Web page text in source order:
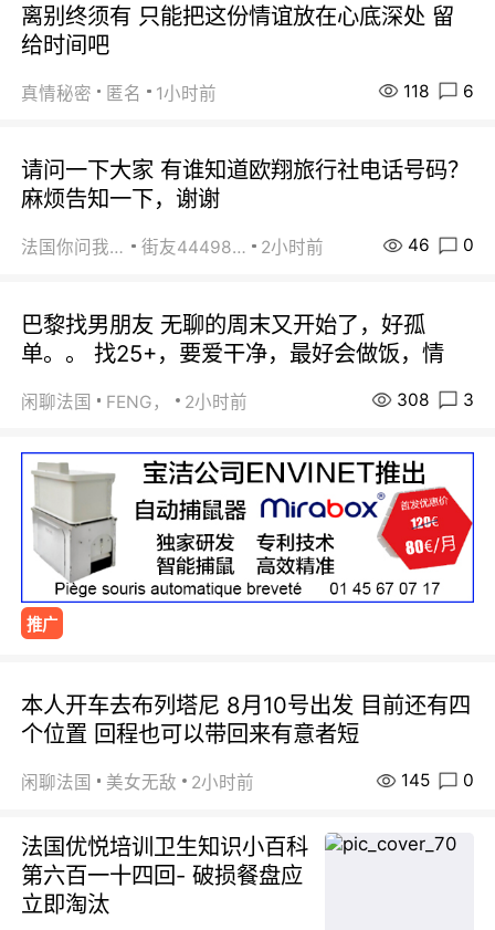
离别终须有 只能把这份情谊放在心底深处 留
给时间吧
真情秘密 匿名 1小时前 118 6
请问一下大家 有谁知道欧翔旅行社电话号码？
麻烦告知一下，谢谢
法国你问我答 街友44498484 2小时前 46 0
巴黎找男朋友 无聊的周末又开始了，好孤
单。。 找25+，要爱干净，最好会做饭，情
闲聊法国 FENG， 2小时前 308 3
推广
本人开车去布列塔尼 8月10号出发 目前还有四
个位置 回程也可以带回来有意者短
闲聊法国 美女无敌 2小时前 145 0
法国优悦培训卫生知识小百科
第六百一十四回- 破损餐盘应
立即淘汰